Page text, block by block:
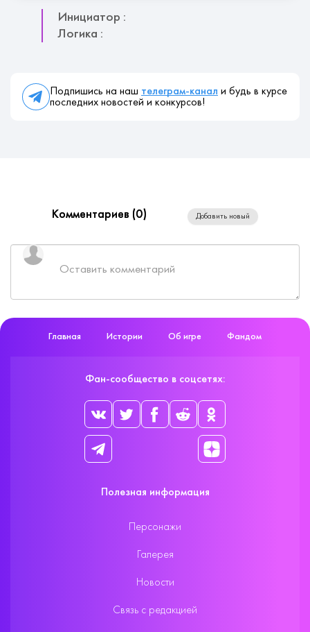
Инициатор :
Логика :
Подпишись на наш телеграм-канал и будь в курсе
последних новостей и конкурсов!
Комментариев (0) Добавить новый
Главная Истории Об игре Фандом
Фан-сообщество в соцсетях:
Полезная информация
Персонажи
Галерея
Новости
Связь с редакцией